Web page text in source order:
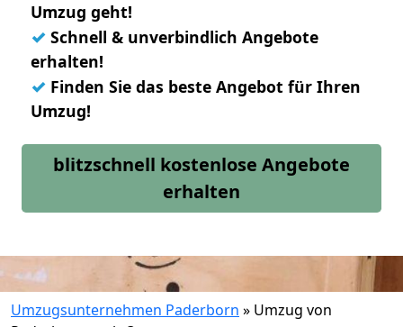
Umzug geht!
✓ Schnell & unverbindlich Angebote
erhalten!
✓ Finden Sie das beste Angebot für Ihren
Umzug!
blitzschnell kostenlose Angebote
erhalten
Umzugsunternehmen Paderborn » Umzug von